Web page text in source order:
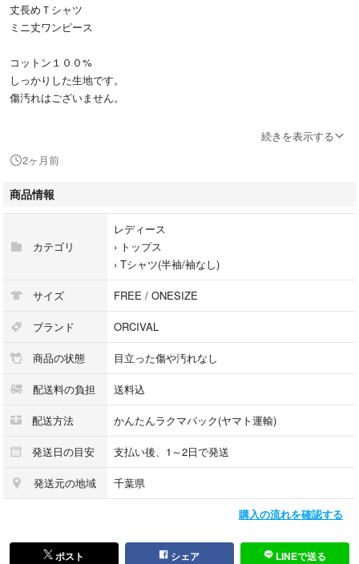
丈長めＴシャツ
ミニ丈ワンピース
コットン１００%
しっかりした生地です。
傷汚れはございません。
総丈約82.５㎝
大きめSサイズ／Mサイズ相当
サイズ···FREE SIZE
カラー···ピンク系
柄・デザイン···ボーダー
汚れ・破れ・臭いなど···なし
続きを表示する
2ヶ月前
商品情報
カテゴリ
レディース
› トップス
› Tシャツ(半袖/袖なし)
サイズ FREE / ONESIZE
ブランド ORCIVAL
商品の状態 目立った傷や汚れなし
配送料の負担 送料込
配送方法 かんたんラクマパック(ヤマト運輸)
発送日の目安 支払い後、1～2日で発送
発送元の地域 千葉県
購入の流れを確認する
ポスト シェア LINEで送る